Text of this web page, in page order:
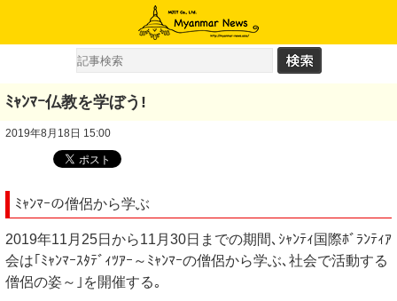
ﾐｬﾝﾏｰ仏教を学ぼう!
2019年8月18日 15:00
ﾐｬﾝﾏｰの僧侶から学ぶ
2019年11月25日から11月30日までの期間､ｼｬﾝﾃｨ国際ﾎﾞﾗﾝﾃｨｱ
会は｢ﾐｬﾝﾏｰｽﾀﾃﾞｨﾂｱｰ～ﾐｬﾝﾏｰの僧侶から学ぶ､社会で活動する
僧侶の姿～｣を開催する｡